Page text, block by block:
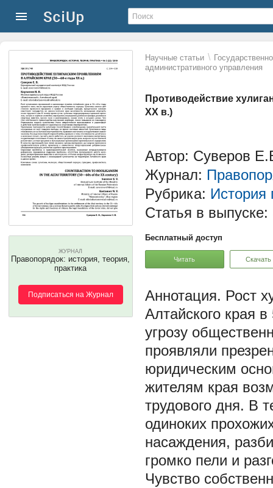
Научные статьи \
административного управления
Противодействие
XX в.)
ЖУРНАЛ
Правопорядок: история, теория,
практика
Подписаться на Журнал
Автор: Суверов
Журнал:
Рубрика: История
Статья в выпуске:
Бесплатный доступ
Читать Скачать
Рост
Алтайского края
угрозу
проявляли
юридическим
жителям края
трудового дня. В
одиноких
насаждения,
громко пели и
Чувство